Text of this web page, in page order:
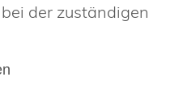
der zuständigen